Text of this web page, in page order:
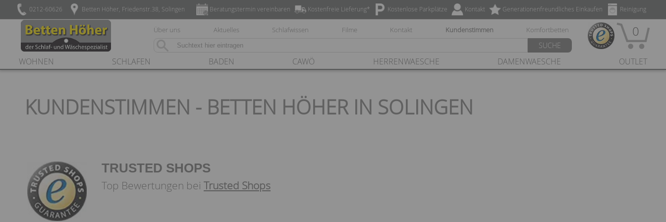
0212-60626 Betten Höher, Friedenstr.38, Solingen Reinigung
Generationenfreundliches Einkaufen
Kontakt
Kostenlose Parkplätze
Kostenfreie Lieferung*
Beratungstermin vereinbaren
Über uns Aktuelles Schlafwissen Filme Kontakt Kundenstimmen Komfortbetten
SUCHE
0
WOHNEN SCHLAFEN BADEN CAWÖ HERRENWAESCHE DAMENWAESCHE OUTLET
KUNDENSTIMMEN - BETTEN HÖHER IN SOLINGEN
TRUSTED SHOPS
Top Bewertungen bei Trusted Shops